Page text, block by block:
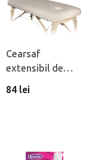
Cearsaf
extensibil de
flanel Fabulo cu
84 lei